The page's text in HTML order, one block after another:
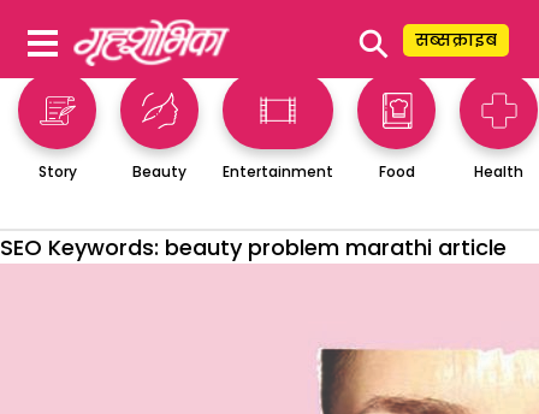
⚲ सब्सक्राइब
Story Beauty Entertainment Food Health
SEO Keywords: beauty problem marathi article